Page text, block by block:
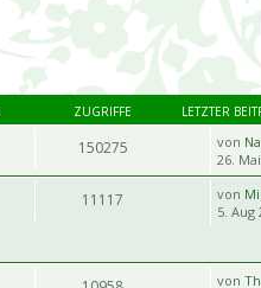
ZUGRIFFE LETZTER
150275 von
26.
11117 von
5. Aug
von